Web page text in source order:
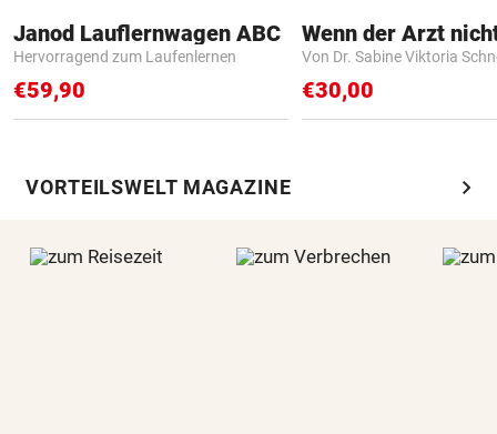
Janod Lauflernwagen ABC
Hervorragend zum Laufenlernen
€59,90
Von Dr. Sabine Viktoria
€30,00
VORTEILSWELT MAGAZINE chevron_right